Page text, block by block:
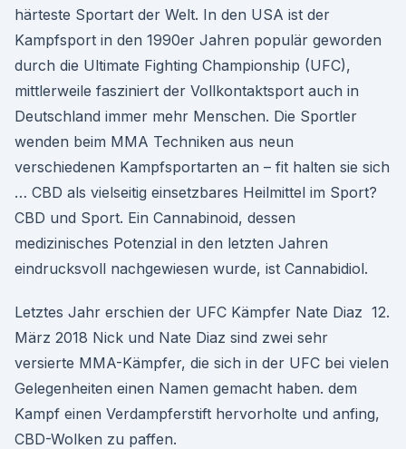
härteste Sportart der Welt. In den USA ist der
Kampfsport in den 1990er Jahren populär geworden
durch die Ultimate Fighting Championship (UFC),
mittlerweile fasziniert der Vollkontaktsport auch in
Deutschland immer mehr Menschen. Die Sportler
wenden beim MMA Techniken aus neun
verschiedenen Kampfsportarten an – fit halten sie sich
… CBD als vielseitig einsetzbares Heilmittel im Sport?
CBD und Sport. Ein Cannabinoid, dessen
medizinisches Potenzial in den letzten Jahren
eindrucksvoll nachgewiesen wurde, ist Cannabidiol.
Letztes Jahr erschien der UFC Kämpfer Nate Diaz 12.
März 2018 Nick und Nate Diaz sind zwei sehr
versierte MMA-Kämpfer, die sich in der UFC bei vielen
Gelegenheiten einen Namen gemacht haben. dem
Kampf einen Verdampferstift hervorholte und anfing,
CBD-Wolken zu paffen.